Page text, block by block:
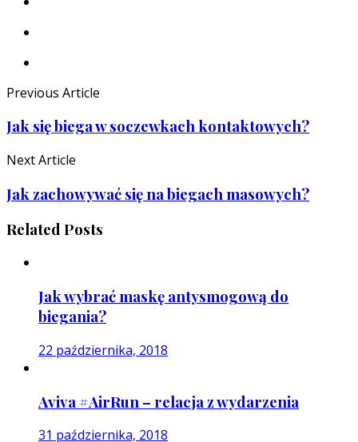
Previous Article
Jak się biega w soczewkach kontaktowych?
Next Article
Jak zachowywać się na biegach masowych?
Related Posts
Jak wybrać maskę antysmogową do
biegania?
22 października, 2018
Aviva #AirRun – relacja z wydarzenia
31 października, 2018